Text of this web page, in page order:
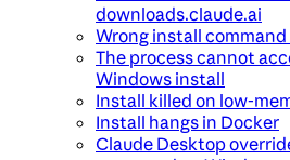
downloads.claude.ai
Wrong install
The process cannot
Windows install
Install killed on low-
Install hangs in Docker
Claude Desktop